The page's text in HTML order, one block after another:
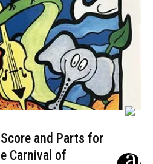
and Parts for
Carnival of